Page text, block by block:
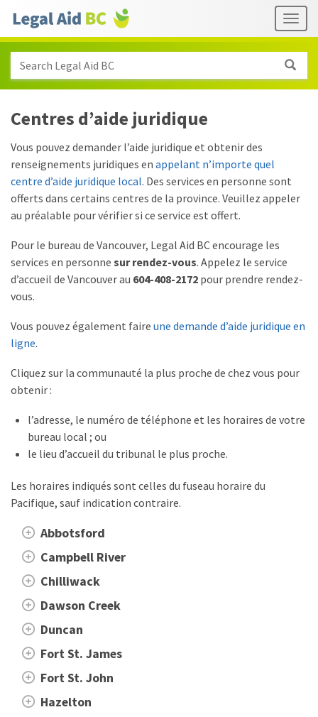
Skip to main content
links
Search Legal Aid BC
Centres d’aide juridique
Vous pouvez demander l’aide juridique et obtenir des
renseignements juridiques en appelant n’importe quel
centre d’aide juridique local. Des services en personne sont
offerts dans certains centres de la province. Veuillez appeler
au préalable pour vérifier si ce service est offert.
Pour le bureau de Vancouver, Legal Aid BC encourage les
services en personne sur rendez-vous. Appelez le service
d’accueil de Vancouver au 604-408-2172 pour prendre rendez-
vous.
Vous pouvez également faire une demande d’aide juridique en
ligne.
Cliquez sur la communauté la plus proche de chez vous pour
obtenir :
l’adresse, le numéro de téléphone et les horaires de votre
bureau local ; ou
le lieu d’accueil du tribunal le plus proche.
Les horaires indiqués sont celles du fuseau horaire du
Pacifique, sauf indication contraire.
Abbotsford
Campbell River
Chilliwack
Dawson Creek
Duncan
Fort St. James
Fort St. John
Hazelton